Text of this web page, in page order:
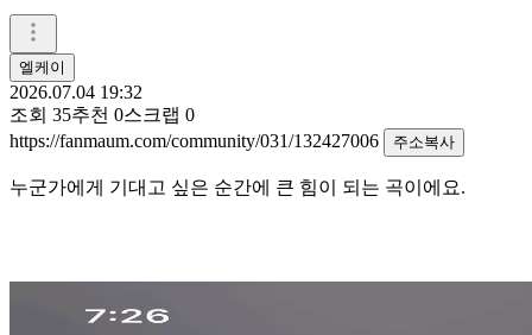
엘케이
2026.07.04 19:32
조회 35추천 0스크랩 0
https://fanmaum.com/community/031/132427006
주소복사
누군가에게 기대고 싶은 순간에 큰 힘이 되는 곡이에요.